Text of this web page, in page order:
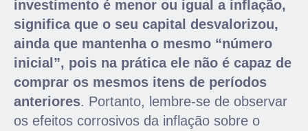
investimento é menor ou igual a inflação,
significa que o seu capital desvalorizou,
ainda que mantenha o mesmo “número
inicial”, pois na prática ele não é capaz de
comprar os mesmos itens de períodos
anteriores. Portanto, lembre-se de observar
os efeitos corrosivos da inflação sobre o